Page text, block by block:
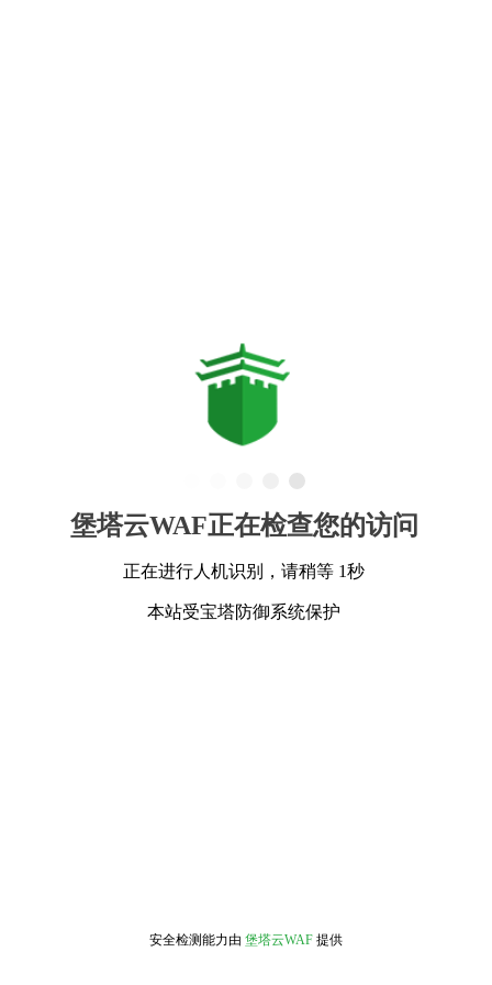
堡塔云WAF正在检查您的访问
正在进行人机识别，请稍等 1秒
本站受宝塔防御系统保护
安全检测能力由 堡塔云WAF 提供